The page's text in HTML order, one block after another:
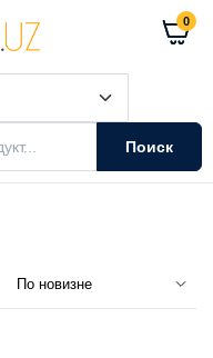
0
Поиск